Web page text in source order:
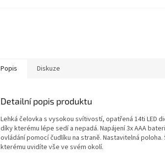
Popis Diskuze
Detailní popis produktu
Lehká čelovka s vysokou svítivostí, opatřená 14ti LED
díky kterému lépe sedí a nepadá. Napájení 3x AAA
ovládání pomocí čudlíku na straně. Nastavitelná
kterému uvidíte vše ve svém okolí.